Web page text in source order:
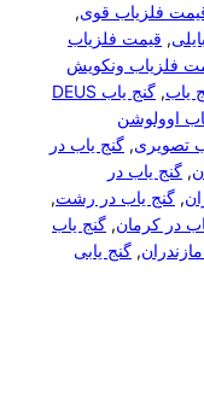
,
گنج یاب DEUS
یاب در
رشت,
گنج یاب